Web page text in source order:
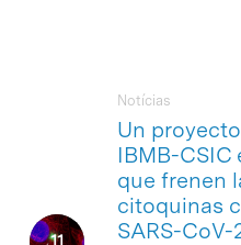
Un
IBMB-CSIC
que frenen
citoquinas
SARS-CoV-
Notícias